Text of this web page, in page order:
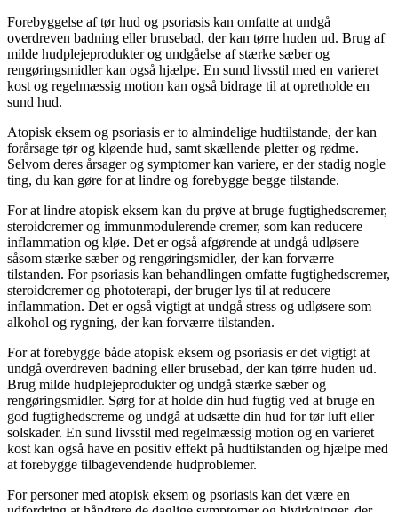
Forebyggelse af tør hud og psoriasis kan omfatte at undgå
overdreven badning eller brusebad, der kan tørre huden ud. Brug af
milde hudplejeprodukter og undgåelse af stærke sæber og
rengøringsmidler kan også hjælpe. En sund livsstil med en varieret
kost og regelmæssig motion kan også bidrage til at opretholde en
sund hud.
Atopisk eksem og psoriasis er to almindelige hudtilstande, der kan
forårsage tør og kløende hud, samt skællende pletter og rødme.
Selvom deres årsager og symptomer kan variere, er der stadig nogle
ting, du kan gøre for at lindre og forebygge begge tilstande.
For at lindre atopisk eksem kan du prøve at bruge fugtighedscremer,
steroidcremer og immunmodulerende cremer, som kan reducere
inflammation og kløe. Det er også afgørende at undgå udløsere
såsom stærke sæber og rengøringsmidler, der kan forværre
tilstanden. For psoriasis kan behandlingen omfatte fugtighedscremer,
steroidcremer og phototerapi, der bruger lys til at reducere
inflammation. Det er også vigtigt at undgå stress og udløsere som
alkohol og rygning, der kan forværre tilstanden.
For at forebygge både atopisk eksem og psoriasis er det vigtigt at
undgå overdreven badning eller brusebad, der kan tørre huden ud.
Brug milde hudplejeprodukter og undgå stærke sæber og
rengøringsmidler. Sørg for at holde din hud fugtig ved at bruge en
god fugtighedscreme og undgå at udsætte din hud for tør luft eller
solskader. En sund livsstil med regelmæssig motion og en varieret
kost kan også have en positiv effekt på hudtilstanden og hjælpe med
at forebygge tilbagevendende hudproblemer.
For personer med atopisk eksem og psoriasis kan det være en